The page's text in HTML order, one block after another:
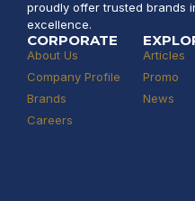
proudly offer trusted brands
excellence.
CORPORATE
About Us
Company Profile
Brands
Careers
Articles
Promo
News